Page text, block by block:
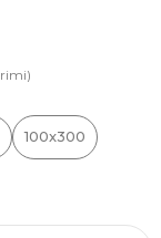
100x300